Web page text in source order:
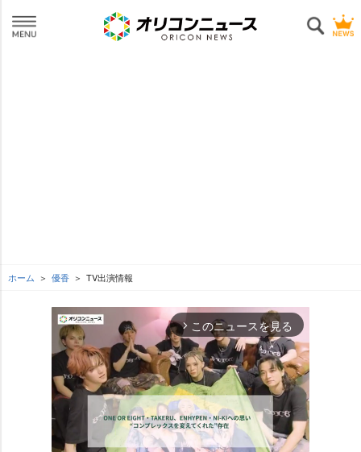
ホーム 優香 TV出演情報
arrow_forward_ios このニュースを見る